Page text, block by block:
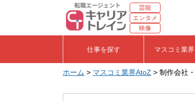
芸能
エンタメ
映像
仕事を探す マスコミ業
ホーム > マスコミ業界AtoZ > 制作会社